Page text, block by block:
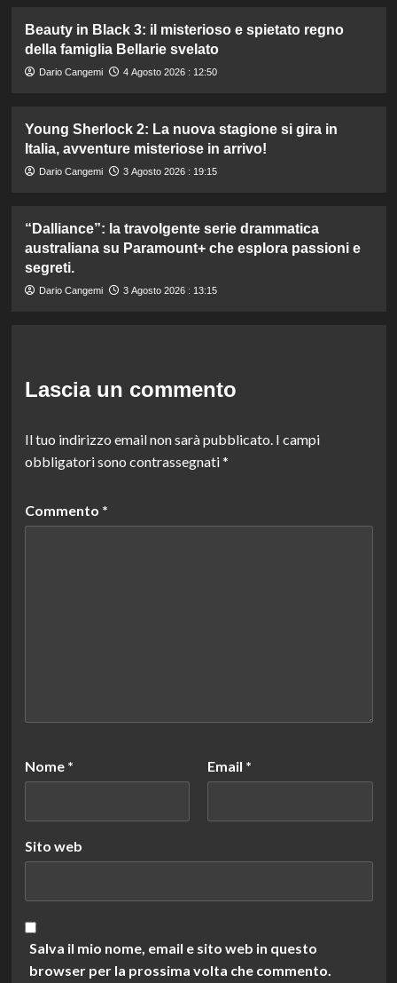
Beauty in Black 3: il misterioso e spietato regno
della famiglia Bellarie svelato
Dario Cangemi 4 Agosto 2026 : 12:50
Young Sherlock 2: La nuova stagione si gira in
Italia, avventure misteriose in arrivo!
Dario Cangemi 3 Agosto 2026 : 19:15
“Dalliance”: la travolgente serie drammatica
australiana su Paramount+ che esplora passioni e
segreti.
Dario Cangemi 3 Agosto 2026 : 13:15
Lascia un commento
Il tuo indirizzo email non sarà pubblicato. I campi
obbligatori sono contrassegnati*
Commento *
Nome * Email *
Sito web
Salva il mio nome, email e sito web in questo
browser per la prossima volta che commento.